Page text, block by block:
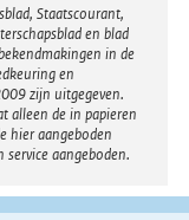
Staatscourant,
en blad
in de
en
zijn uitgegeven.
alleen de in papieren
hier aangeboden
aangeboden.